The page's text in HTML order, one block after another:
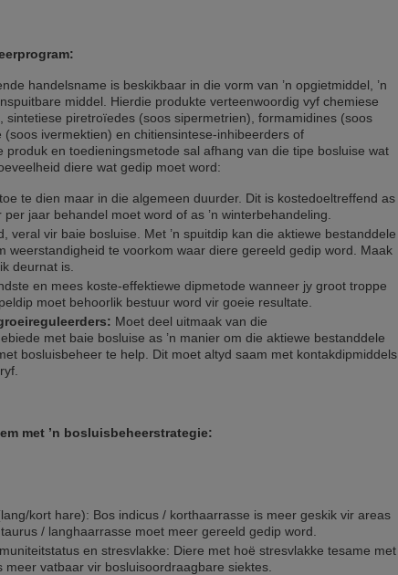
handelsname is beskikbaar in die vorm van ’n opgietmiddel, ’n
middel. Hierdie produkte verteenwoordig vyf chemiese
sintetiese piretroïedes (soos sipermetrien), formamidines (soos
ivermektien) en chitiensintese-inhibeerders of
produk en toedieningsmetode sal afhang van die tipe bosluise wat
diere wat gedip moet word:
te dien maar in die algemeen duurder. Dit is kostedoeltreffend as
jaar behandel moet word of as ’n winterbehandeling.
veral vir baie bosluise. Met ’n spuitdip kan die aktiewe bestanddele
weerstandigheid te voorkom waar diere gereeld gedip word. Maak
deurnat is.
en mees koste-effektiewe dipmetode wanneer jy groot troppe
moet behoorlik bestuur word vir goeie resultate.
Moet deel uitmaak van die
met baie bosluise as ’n manier om die aktiewe bestanddele
bosluisbeheer te help. Dit moet altyd saam met kontakdipmiddels
met ’n bosluisbeheerstrategie:
kort hare): Bos indicus / korthaarrasse is meer geskik vir areas
/ langhaarrasse moet meer gereeld gedip word.
en stresvlakke: Diere met hoë stresvlakke tesame met
meer vatbaar vir bosluisoordraagbare siektes.